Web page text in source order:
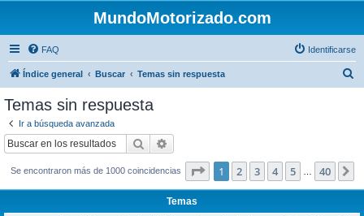
MundoMotorizado.com
FAQ Identificarse
Índice general Buscar Temas sin respuesta
Temas sin respuesta
Ir a búsqueda avanzada
Buscar
Se encontraron más de 1000 coincidencias Página de 40
1 2 3 4 5 40
Temas